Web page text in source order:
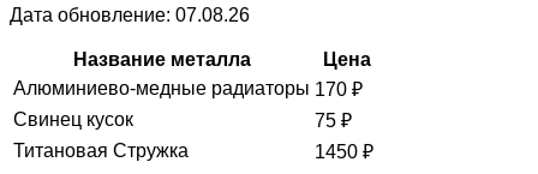
Дата обновление: 07.08.26
Название металла
Цена
Алюминиево-медные радиаторы 170 ₽
Свинец кусок
75 ₽
Титановая Стружка
1450 ₽